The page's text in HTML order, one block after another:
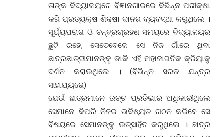
ତାଙ୍କ ବିଦ୍ୟାଳୟରେ ବିଜ୍ଞାନଗାରରେ ବିଭିନ୍ନ ପରୀକ୍ଷା
କରି ପ୍ରତ୍ୟକ୍ଷ ଶିକ୍ଷା ଦାନର ବ୍ୟବସ୍ଥା କରୁଥିଲେ ।
ସୂର୍ଯ୍ୟପରାଗ ଓ ଚନ୍ଦ୍ରଗ୍ରହଣ ସମୟରେ ବିଦ୍ୟାଳୟର
ଛୁଟି ରହେ, ସେତେବେଳେ ସେ ନିଜ ଗାଁରେ ଥିବା
ଛାତ୍ରଛାତ୍ରୀମାନଙ୍କୁ ଡାକି ଏହି ମହାଜାଗତିକ କ୍ରିୟାକୁ
ଦର୍ଶନ କରାଉଥିଲେ । (ବିଭିନ୍ନ ସରଳ ଯନ୍ତ୍ର
ସାହାଯ୍ୟରେ)
ଯେଉଁ ଛାତ୍ରମାନେ ଉଚ୍ଚ ପ୍ରତିଭାର ଅଧିକାରୀଥିଲେ
ସେମାନେ କିପରି ନିଜର ଭବିଷ୍ୟତ ଗଠନ କରିବେ ସେ
ବିଷୟରେ ସେମାନଙ୍କୁ ଉତ୍ସାହିତ କରୁଥିଲେ । ଛାତ୍ର